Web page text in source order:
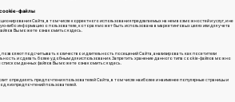
cookie-файлы
Сайта, в том числе корректного использования предлагаемых на нем возможностей и услуг, и не
либо информацию о пользователе, которая может быть использована в маркетинговых целях или для учета
Вы можете ознакомиться здесь.
подсчитывать количество и длительность посещений Сайта, анализировать как посетители
и сделать более удобным для использования. Запретить хранение данного типа cookie-файлов можно
списком данных файлов Вы можете ознакомиться здесь.
определять предпочтения пользователей Сайта, в том числе наиболее и наименее популярные страницы и
из предпочтений пользователей.